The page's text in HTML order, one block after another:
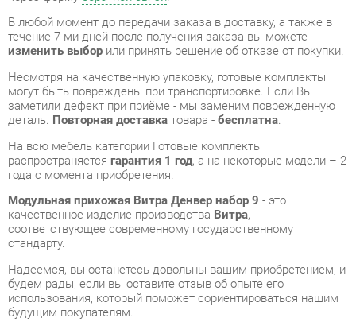
Несмотря на качественную упаковку, готовые комплекты
могут быть повреждены при транспортировке. Если Вы
заметили дефект при приёме - мы заменим поврежденную
деталь.Повторная доставка товара -бесплатна.
На всю мебель категории Готовые комплекты
распространяетсягарантия 1 год, а на некоторые модели – 2
года с момента приобретения.
качественное изделие производстваВитра,
соответствующее современному государственному
стандарту.
Надеемся, вы останетесь довольны вашим приобретением, и
будем рады, если вы оставите отзыв об опыте его
использования, который поможет сориентироваться нашим
будущим покупателям.
Кроме формы обратной связиполучить развёрнутую
консультацию, фото и видеообзор продукции вы можете по
e-mail, телефону в Екатеринбурге и через мессенджеры
Telegram и WhatsApp.